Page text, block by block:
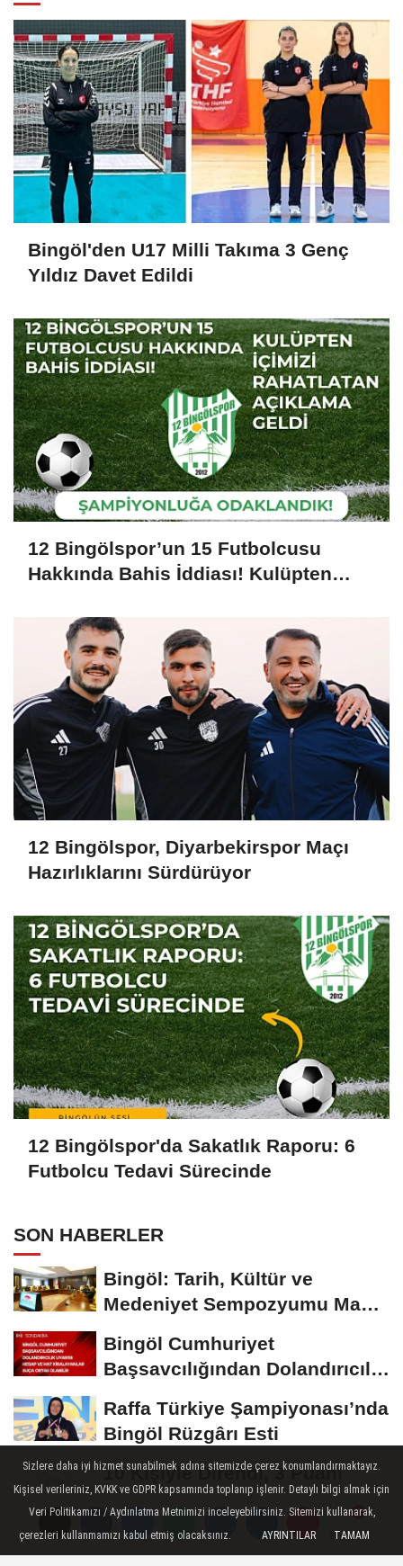
Yorumlar
Yorumlar
Bingöl'den U17 Milli Takıma 3 Genç
Yıldız Davet Edildi
12 Bingölspor’un 15 Futbolcusu
Hakkında Bahis İddiası! Kulüpten
12 Bingölspor, Diyarbekirspor Maçı
Hazırlıklarını Sürdürüyor
12 Bingölspor'da Sakatlık Raporu: 6
Futbolcu Tedavi Sürecinde
SON HABERLER
Bingöl: Tarih, Kültür ve
Medeniyet Sempozyumu Mayıs
Bingöl Cumhuriyet
Başsavcılığından Dolandırıcılık
Raffa Türkiye Şampiyonası’nda
Bingöl Rüzgârı Esti
10 Kişiyle Direndi, 3 Puanı
Aldı: 12 Bingölspor Zirvedeki
Yerini Korudu...
Toplum Gönüllüsü Semiramis
Sizlere daha iyi hizmet sunabilmek adına sitemizde çerez konumlandırmaktayız.
Kişisel verileriniz, KVKK ve GDPR kapsamında toplanıp işlenir. Detaylı bilgi almak için
Veri Politikamızı / Aydınlatma Metnimizi inceleyebilirsiniz. Sitemizi kullanarak,
çerezleri kullanmamızı kabul etmiş olacaksınız.
AYRINTILAR TAMAM